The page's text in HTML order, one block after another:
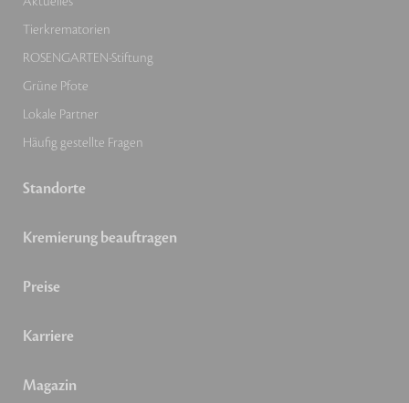
Tierkrematorien
ROSENGARTEN-Stiftung
Grüne Pfote
Lokale Partner
Häufig gestellte Fragen
Standorte
Kremierung beauftragen
Preise
Karriere
Magazin